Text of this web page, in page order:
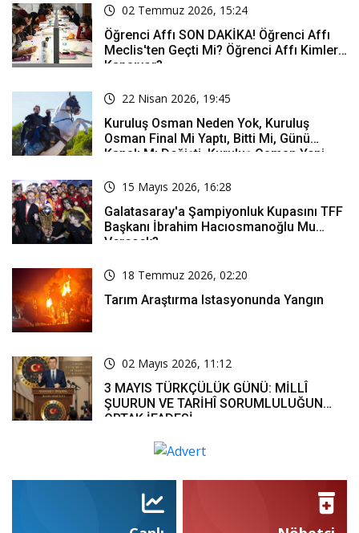
02 Temmuz 2026, 15:24
Öğrenci Affı SON DAKİKA! Öğrenci Affı
Meclis'ten Geçti Mi? Öğrenci Affı Kimleri
Kapsıyor?
22 Nisan 2026, 19:45
Kuruluş Osman Neden Yok, Kuruluş
Osman Final Mi Yaptı, Bitti Mi, Günü
Kanalı Mı Değişti, Kuruluş Osman Yeni
15 Mayıs 2026, 16:28
Galatasaray'a Şampiyonluk Kupasını TFF
Başkanı İbrahim Hacıosmanoğlu Mu
Verecek?
18 Temmuz 2026, 02:20
Tarım Araştırma Istasyonunda Yangın
02 Mayıs 2026, 11:12
3 MAYIS TÜRKÇÜLÜK GÜNÜ: MİLLÎ
ŞUURUN VE TARİHÎ SORUMLULUĞUN
ORTAK İFADESİ